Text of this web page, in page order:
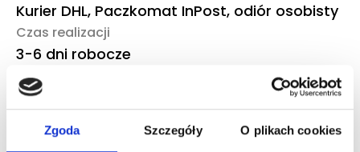
Zgoda Szczegóły O plikach cookies
Kurier DHL, Paczkomat InPost, odiór osobisty
Czas realizacji
3-6 dni robocze
To również może Ciebie
zainteresować